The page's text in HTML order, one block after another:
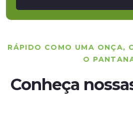
RÁPIDO COMO UMA ONÇA,
O
Conheça